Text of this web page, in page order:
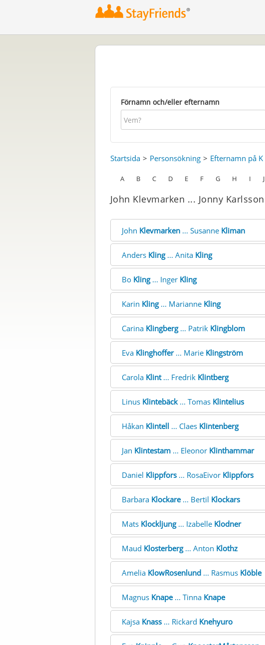
Förnamn och/eller efternamn
Startsida Personsökning Efternamn på K
A B C D E F G H I J
John Klevmarken ... Jonny Karlsson
John Klevmarken... Susanne Kliman
Anders Kling... Anita Kling
Bo Kling... Inger Kling
Karin Kling... Marianne Kling
Carina Klingberg... Patrik Klingblom
Eva Klinghoffer... Marie Klingström
Carola Klint... Fredrik Klintberg
Linus Klintebäck... Tomas Klintelius
Håkan Klintell ... Claes Klintenberg
Jan Klintestam... Eleonor Klinthammar
Daniel Klippfors... RosaEivor Klippfors
Barbara Klockare... Bertil Klockars
Mats Klockljung... Izabelle Klodner
Maud Klosterberg... Anton Klothz
Amelia KlowRosenlund... Rasmus Klöble
Magnus Knape... Tinna Knape
Kajsa Knass... Rickard Knehyuro